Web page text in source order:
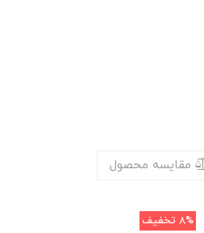
مقایسه محصول
8% تخفیف